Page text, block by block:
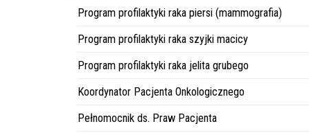
Program profilaktyki raka piersi (mammografia)
Program profilaktyki raka szyjki macicy
Program profilaktyki raka jelita grubego
Koordynator Pacjenta Onkologicznego
Pełnomocnik ds. Praw Pacjenta